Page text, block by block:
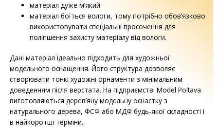
матеріал дуже м’який
матеріал боїться вологи, тому потрібно обов’язково
використовувати спеціальні просочення для
поліпшення захисту матеріалу від вологи.
Дані матеріал ідеально підходить для художньої
модельного оснащення. Його структура дозволяє
створювати тонкі художні орнаменти з мінімальним
доведенням після верстата. На підприємстві Model Poltava
виготовляються дерев’яну модельну оснастку з
натурального дерева, ФСФ або МДФ будь-якої складності і
в найкоротші терміни.